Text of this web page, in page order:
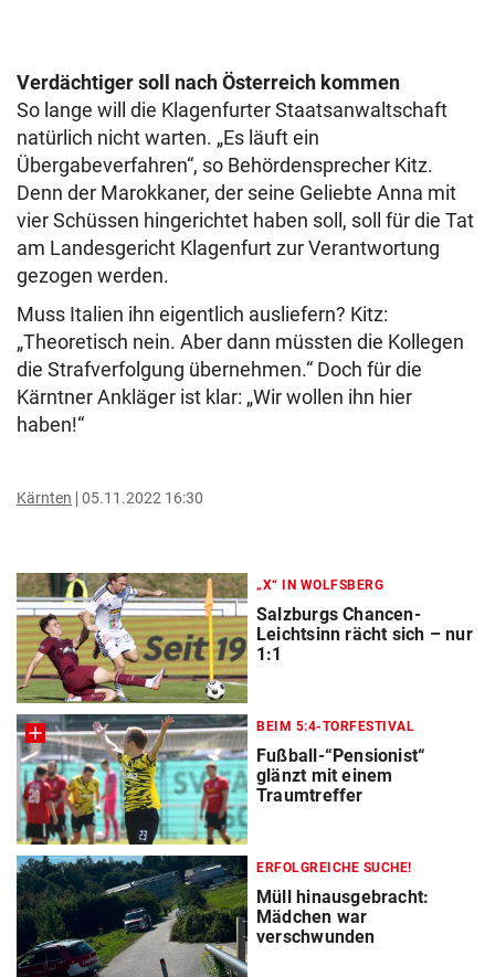
Verdächtiger soll nach Österreich kommen
So lange will die Klagenfurter Staatsanwaltschaft
natürlich nicht warten. „Es läuft ein
Übergabeverfahren“, so Behördensprecher Kitz.
Denn der Marokkaner, der seine Geliebte Anna mit
vier Schüssen hingerichtet haben soll, soll für die Tat
am Landesgericht Klagenfurt zur Verantwortung
gezogen werden.
Muss Italien ihn eigentlich ausliefern? Kitz:
„Theoretisch nein. Aber dann müssten die Kollegen
die Strafverfolgung übernehmen.“ Doch für die
Kärntner Ankläger ist klar: „Wir wollen ihn hier
haben!“
Kärnten 05.11.2022 16:30
„X“ IN WOLFSBERG
Salzburgs Chancen-
Leichtsinn rächt sich – nur
1:1
BEIM 5:4-TORFESTIVAL
Fußball-“Pensionist“
glänzt mit einem
Traumtreffer
ERFOLGREICHE SUCHE!
Müll hinausgebracht:
Mädchen war
verschwunden